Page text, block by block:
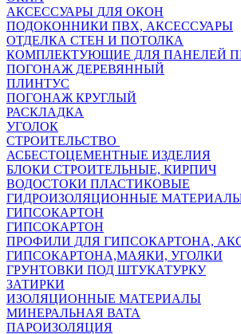
АКСЕССУАРЫ ДЛЯ ОКОН
ПОДОКОННИКИ ПВХ, АКСЕССУАРЫ
ОТДЕЛКА СТЕН И ПОТОЛКА
КОМПЛЕКТУЮЩИЕ ДЛЯ ПАНЕЛЕЙ
ПОГОНАЖ ДЕРЕВЯННЫЙ
ПЛИНТУС
ПОГОНАЖ КРУГЛЫЙ
РАСКЛАДКА
УГОЛОК
СТРОИТЕЛЬСТВО
АСБЕСТОЦЕМЕНТНЫЕ ИЗДЕЛИЯ
БЛОКИ СТРОИТЕЛЬНЫЕ, КИРПИЧ
ВОДОСТОКИ ПЛАСТИКОВЫЕ
ГИДРОИЗОЛЯЦИОННЫЕ
ГИПСОКАРТОН
ГИПСОКАРТОН
ПРОФИЛИ ДЛЯ ГИПСОКАРТОНА,
ГИПСОКАРТОНА,МАЯКИ, УГОЛКИ
ГРУНТОВКИ ПОД ШТУКАТУРКУ
ЗАТИРКИ
ИЗОЛЯЦИОННЫЕ МАТЕРИАЛЫ
МИНЕРАЛЬНАЯ ВАТА
ПАРОИЗОЛЯЦИЯ